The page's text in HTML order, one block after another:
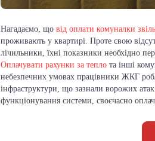
Нагадаємо, що від оплати комуналки
проживають у квартирі. Проте свою
лічильники, їхні показники необхідно
Оплачувати рахунки за тепло та інші
небезпечних умовах працівники ЖКГ
інфраструктури, що зазнали ворожих
функціонування системи, своєчасно